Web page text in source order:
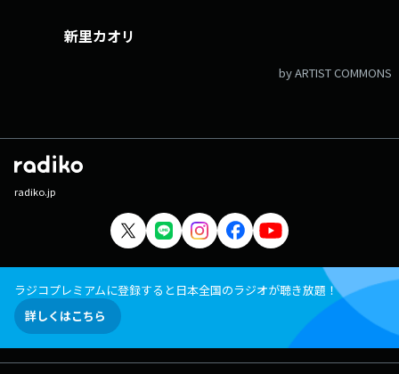
新里カオリ
by ARTIST COMMONS
radiko.jp
ラジコプレミアムに登録すると日本全国のラジオが聴き放題！
詳しくはこちら